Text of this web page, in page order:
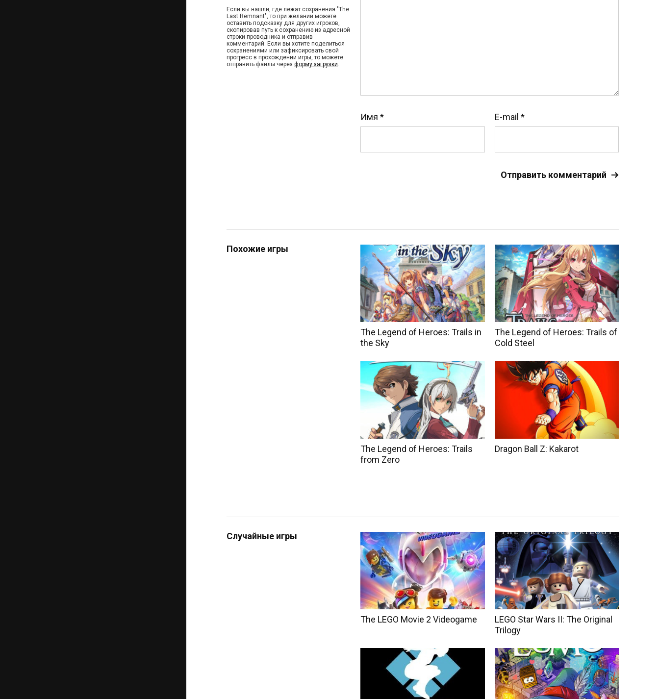
Если вы нашли, где лежат сохранения "The
Last Remnant", то при желании можете
оставить подсказку для других игроков,
скопировав путь к сохранению из адресной
строки проводника и отправив
комментарий. Если вы хотите поделиться
сохранениями или зафиксировать свой
прогресс в прохождении игры, то можете
отправить файлы через форму загрузки.
Имя * E-mail *
Похожие игры
The Legend of Heroes: Trails in
the Sky
The Legend of Heroes: Trails of
Cold Steel
The Legend of Heroes: Trails
from Zero
Dragon Ball Z: Kakarot
Случайные игры
The LEGO Movie 2 Videogame
LEGO Star Wars II: The Original
Trilogy